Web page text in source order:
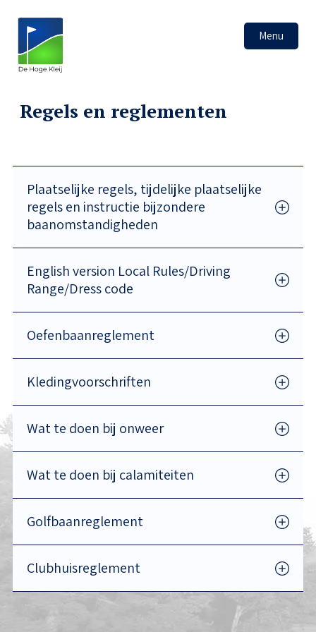
Menu
Regels en reglementen
Plaatselijke regels, tijdelijke plaatselijke
regels en instructie bijzondere
baanomstandigheden
English version Local Rules/Driving
Range/Dress code
Oefenbaanreglement
Kledingvoorschriften
Wat te doen bij onweer
Wat te doen bij calamiteiten
Golfbaanreglement
Clubhuisreglement